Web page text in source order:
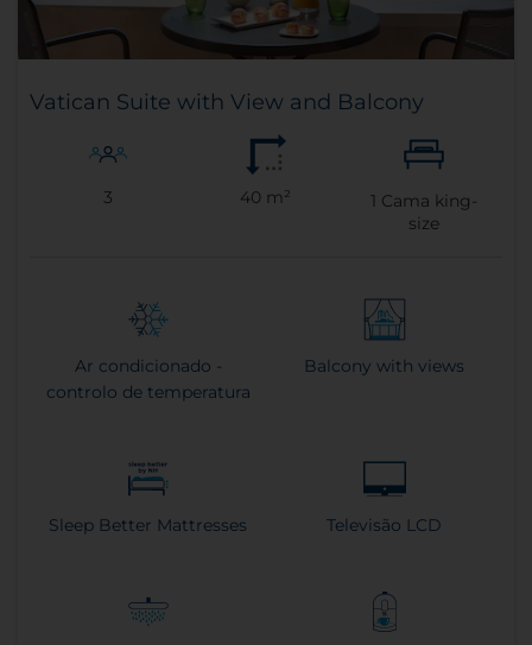
Vatican Suite with View and Balcony
3 40 m² 1 Cama king-
size
Ar condicionado -
controlo de temperatura
Balcony with views
Sleep Better Mattresses Televisão LCD